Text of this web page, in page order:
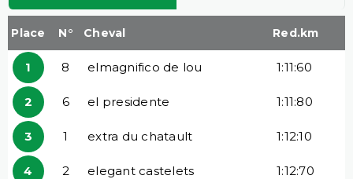
Place N° Cheval Red.km
1 8 elmagnifico de lou 1:11:60
2 6 el presidente 1:11:80
3 1 extra du chatault 1:12:10
4 2 elegant castelets 1:12:70